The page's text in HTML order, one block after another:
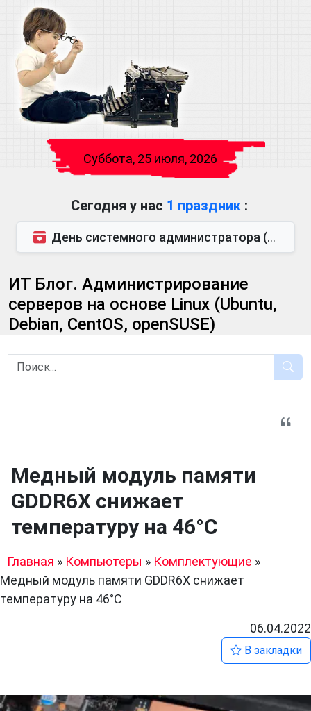
Суббота, 25 июля, 2026
Сегодня у нас 1 праздник :
День системного администратора (также известен как День сисадмина) — праздник, который отмечается...
ИТ Блог. Администрирование
серверов на основе Linux (Ubuntu,
Debian, CentOS, openSUSE)
Медный модуль памяти
GDDR6X снижает
температуру на 46°C
Главная » Компьютеры » Комплектующие »
Медный модуль памяти GDDR6X снижает
температуру на 46°C
06.04.2022
В закладки